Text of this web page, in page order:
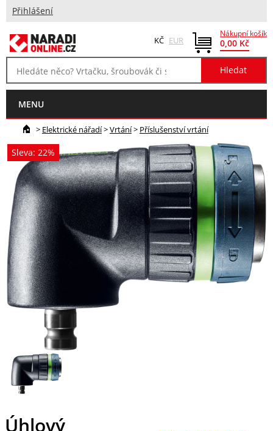
Přihlášení
Nákupní košík
0,00 Kč
KČ EUR
MENU
> Elektrické nářadí>Vrtání> Příslušenství vrtání
Sleva: 22%
Úhlový